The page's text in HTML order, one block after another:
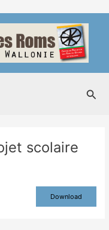
scolaire
Download